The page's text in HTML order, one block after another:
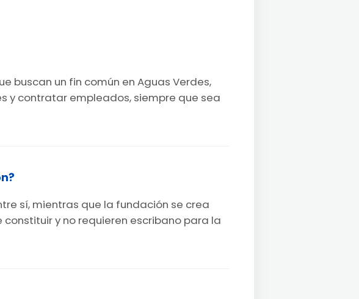
buscan un fin común en Aguas Verdes,
y contratar empleados, siempre que sea
sí, mientras que la fundación se crea
y no requieren escribano para la